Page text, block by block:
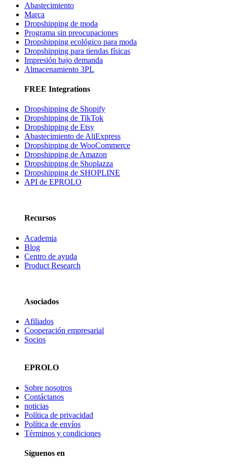
Abastecimiento
Marca
Dropshipping de moda
Programa sin preocupaciones
Dropshipping ecológico para moda
Dropshipping para tiendas físicas
Impresión bajo demanda
Almacenamiento 3PL
FREE Integrations
Dropshipping de Shopify
Dropshipping de TikTok
Dropshipping de Etsy
Abastecimiento de AliExpress
Dropshipping de WooCommerce
Dropshipping de Amazon
Dropshipping de Shoplazza
Dropshipping de SHOPLINE
API de EPROLO
Recursos
Academia
Blog
Centro de ayuda
Product Research
Asociados
Afiliados
Cooperación empresarial
Socios
EPROLO
Sobre nosotros
Contáctanos
noticias
Política de privacidad
Política de envíos
Términos y condiciones
Síguenos en